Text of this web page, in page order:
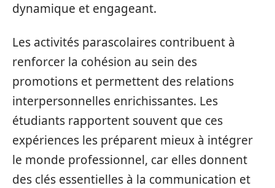
dynamique et engageant.
Les activités parascolaires contribuent à
renforcer la cohésion au sein des
promotions et permettent des relations
interpersonnelles enrichissantes. Les
étudiants rapportent souvent que ces
expériences les préparent mieux à intégrer
le monde professionnel, car elles donnent
des clés essentielles à la communication et